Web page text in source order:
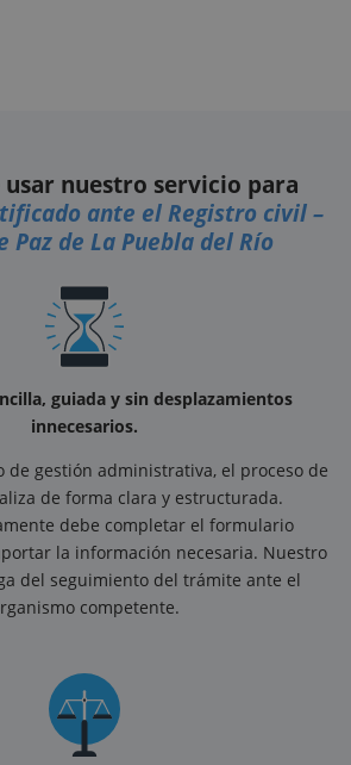
usar nuestro servicio para
ante el Registro civil –
Paz de La Puebla del Río
guiada y sin desplazamientos
innecesarios.
de gestión administrativa, el proceso de
de forma clara y estructurada.
debe completar el formulario
la información necesaria. Nuestro
del seguimiento del trámite ante el
competente.